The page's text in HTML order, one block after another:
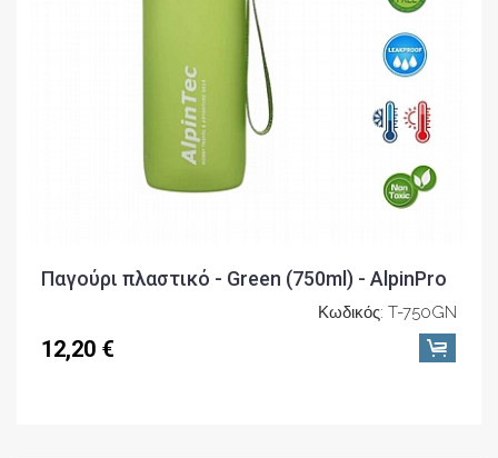
Παγούρι πλαστικό - Green (750ml) - AlpinPro
Κωδικός: T-750GN
12,20 €